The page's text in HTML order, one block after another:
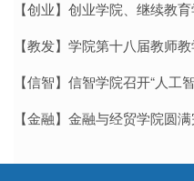
【教发】学院第十八届教师